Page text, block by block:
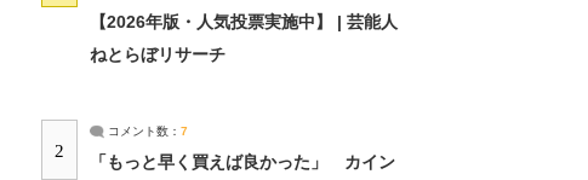
【2026年版・人気投票実施中】 | 芸能人
ねとらぼリサーチ
2
コメント数： 7
「もっと早く買えば良かった」 カイン